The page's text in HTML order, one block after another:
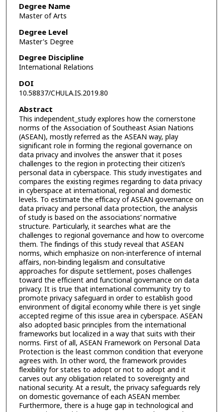
Degree Name
Master of Arts
Degree Level
Master's Degree
Degree Discipline
International Relations
DOI
10.58837/CHULA.IS.2019.80
Abstract
This independent_study explores how the cornerstone
norms of the Association of Southeast Asian Nations
(ASEAN), mostly referred as the ASEAN way, play
significant role in forming the regional governance on
data privacy and involves the answer that it poses
challenges to the region in protecting their citizen’s
personal data in cyberspace. This study investigates and
compares the existing regimes regarding to data privacy
in cyberspace at international, regional and domestic
levels. To estimate the efficacy of ASEAN governance on
data privacy and personal data protection, the analysis
of study is based on the associations’ normative
structure. Particularly, it searches what are the
challenges to regional governance and how to overcome
them. The findings of this study reveal that ASEAN
norms, which emphasize on non-interference of internal
affairs, non-binding legalism and consultative
approaches for dispute settlement, poses challenges
toward the efficient and functional governance on data
privacy. It is true that international community try to
promote privacy safeguard in order to establish good
environment of digital economy while there is yet single
accepted regime of this issue area in cyberspace. ASEAN
also adopted basic principles from the international
frameworks but localized in a way that suits with their
norms. First of all, ASEAN Framework on Personal Data
Protection is the least common condition that everyone
agrees with. In other word, the framework provides
flexibility for states to adopt or not to adopt and it
carves out any obligation related to sovereignty and
national security. At a result, the privacy safeguards rely
on domestic governance of each ASEAN member.
Furthermore, there is a huge gap in technological and